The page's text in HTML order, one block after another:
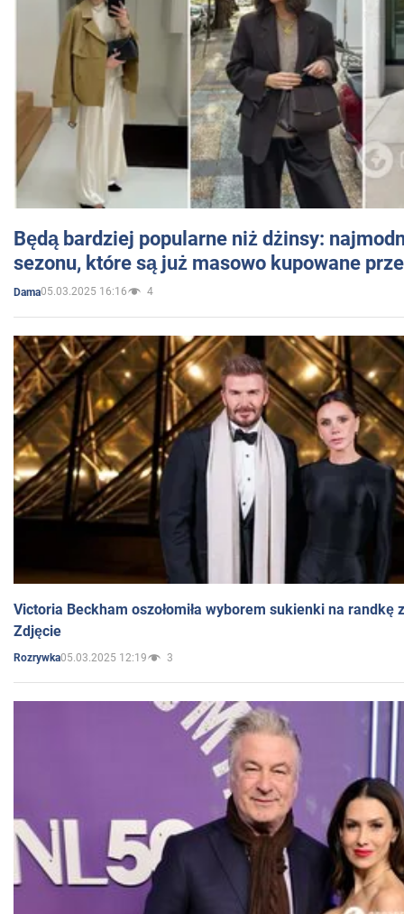
Będą bardziej popularne niż dżinsy:
sezonu, które są już masowo kupowane
Dama05.03.2025 16:16 4
Victoria Beckham oszołomiła wyborem sukienki na randkę
Zdjęcie
Rozrywka05.03.2025 12:19 3